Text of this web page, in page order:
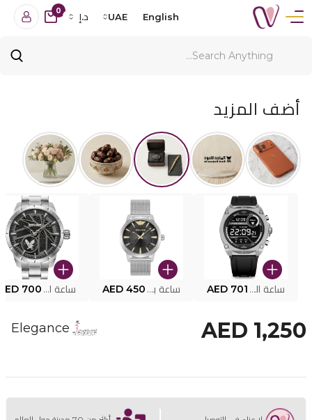
English
UAE د.إ
0
أضف المزيد
ساعة البوليس الذكية MY.AVATAR PEIUN0000101 AED 701 ساعة بوليس للرجال PEWJG0005002 AED 450 ساعة البوليس PEWJG2227302 700
AED 1,250
Elegance